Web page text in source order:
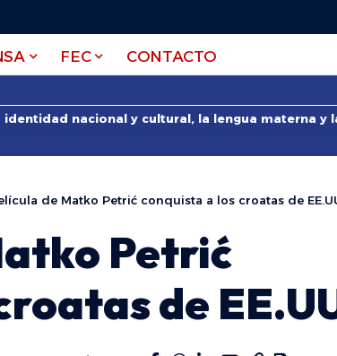
FEC CONTACTO
nacional y cultural, la lengua materna y
de Matko Petrić conquista a los croatas de
Petrić
de